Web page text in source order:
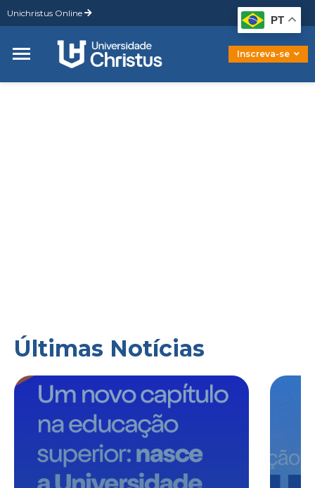
Unichristus Online
Inscreva-se
Graduação
Pós-Graduação
Mestrado
Doutorado
Últimas Notícias
PT